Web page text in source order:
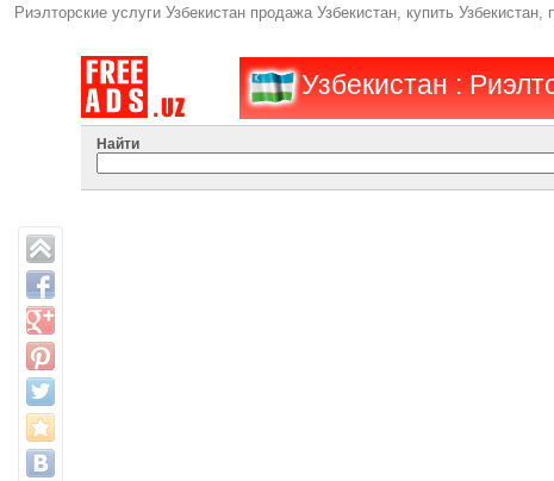
Риэлторские услуги Узбекистан продажа Узбекистан, купить
Узбекистан :
Найти